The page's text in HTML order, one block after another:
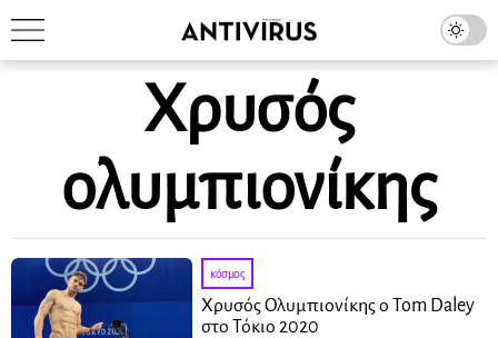
Χρυσός
ολυμπιονίκης
κόσμος
Χρυσός Ολυμπιονίκης ο Tom Daley
στο Τόκιο 2020